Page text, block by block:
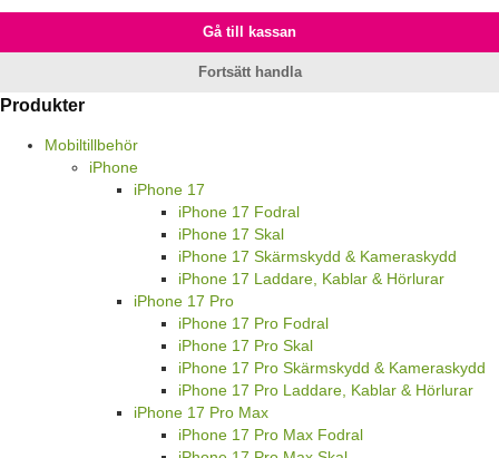
Gå till kassan
Fortsätt handla
Produkter
Mobiltillbehör
iPhone
iPhone 17
iPhone 17 Fodral
iPhone 17 Skal
iPhone 17 Skärmskydd & Kameraskydd
iPhone 17 Laddare, Kablar & Hörlurar
iPhone 17 Pro
iPhone 17 Pro Fodral
iPhone 17 Pro Skal
iPhone 17 Pro Skärmskydd & Kameraskydd
iPhone 17 Pro Laddare, Kablar & Hörlurar
iPhone 17 Pro Max
iPhone 17 Pro Max Fodral